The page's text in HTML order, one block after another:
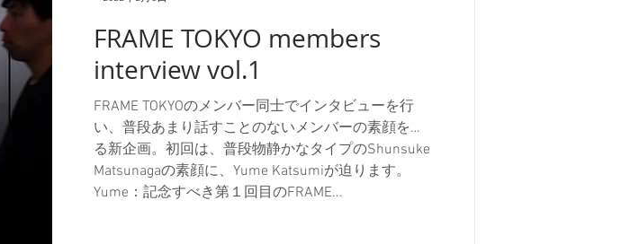
FRAME TOKYO members
interview vol.1
FRAME TOKYOのメンバー同士でインタビューを行
い、普段あまり話すことのないメンバーの素顔を探
る新企画。初回は、普段物静かなタイプのShunsuke
Matsunagaの素顔に、Yume Katsumiが迫ります。
Yume：記念すべき第１回目のFRAME...